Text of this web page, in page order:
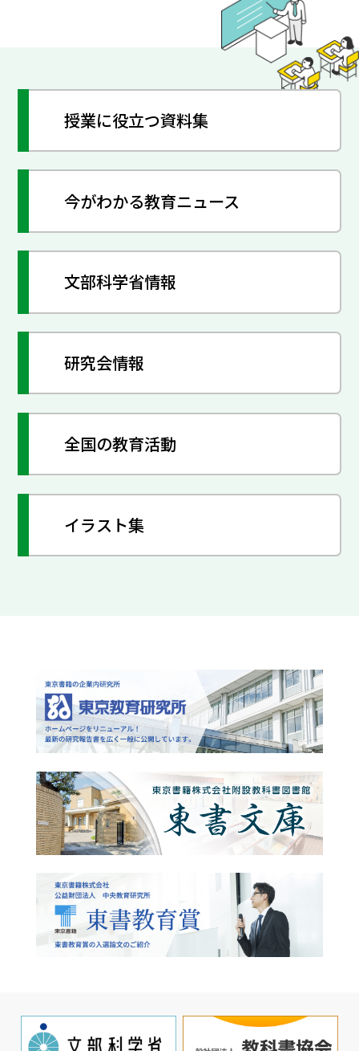
授業に役立つ資料集
今がわかる教育ニュース
文部科学省情報
研究会情報
全国の教育活動
イラスト集